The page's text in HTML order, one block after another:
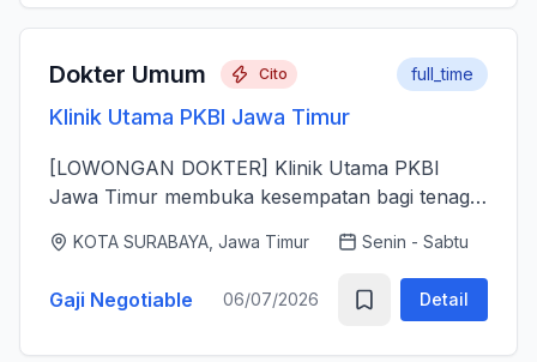
Dokter Umum Cito
Klinik Utama PKBI Jawa Timur
full_time
[LOWONGAN DOKTER] Klinik Utama PKBI
Jawa Timur membuka kesempatan bagi tenaga
memberikan layanan kesehatan bagi
masyarakat. Kami mencari dokter yang memiliki
k...
KOTA SURABAYA, Jawa Timur Senin - Sabtu
Gaji Negotiable 06/07/2026 Detail